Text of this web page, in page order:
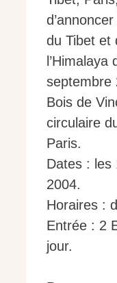
du Tibet et
septembre
Bois de
circulaire
Paris.
Dates : les
2004.
Horaires :
Entrée : 2
jour.